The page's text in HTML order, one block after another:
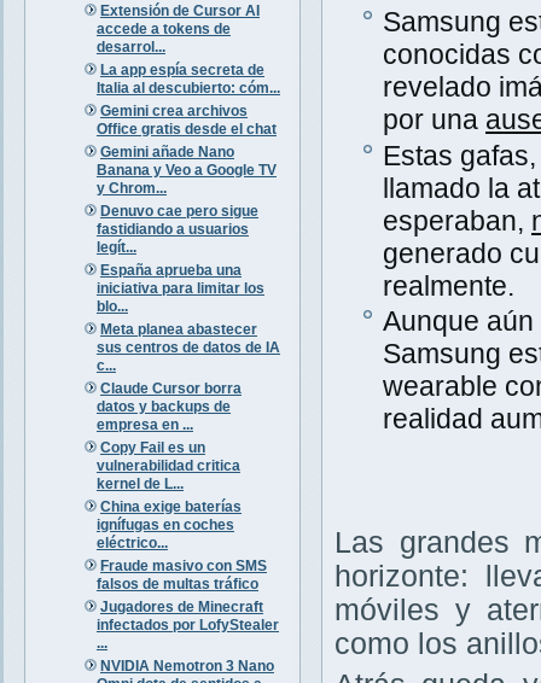
Extensión de Cursor AI
accede a tokens de
desarrol...
La app espía secreta de
Italia al descubierto: cóm...
Gemini crea archivos
Office gratis desde el chat
Gemini añade Nano
Banana y Veo a Google TV
y Chrom...
Denuvo cae pero sigue
fastidiando a usuarios
legít...
España aprueba una
iniciativa para limitar los
blo...
Meta planea abastecer
sus centros de datos de IA
c...
Claude Cursor borra
datos y backups de
empresa en ...
Copy Fail es un
vulnerabilidad critica
kernel de L...
China exige baterías
ignífugas en coches
eléctrico...
Fraude masivo con SMS
falsos de multas tráfico
Jugadores de Minecraft
infectados por LofyStealer
...
NVIDIA Nemotron 3 Nano
Samsung
conocidas
revelado
por una
Estas
llamado la
esperaban,
generado
realmente.
Aunque
Samsung
wearable
realidad
Las grandes
horizonte:
móviles y
como los